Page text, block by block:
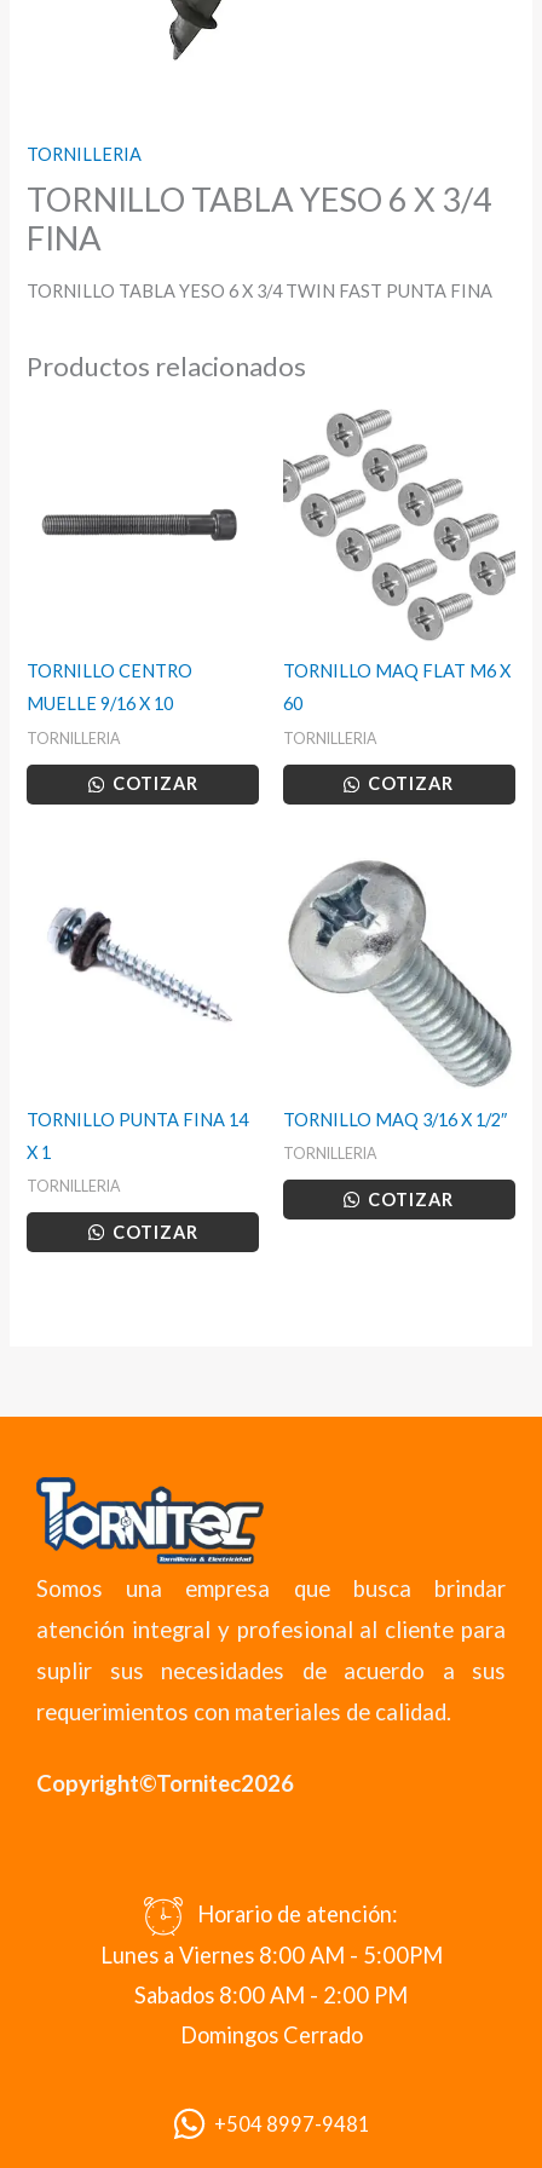
TORNILLERIA
TORNILLO TABLA YESO 6 X 3/4
FINA
TORNILLO TABLA YESO 6 X 3/4 TWIN FAST PUNTA FINA
Productos relacionados
TORNILLO CENTRO
MUELLE 9/16 X 10
TORNILLERIA
COTIZAR
TORNILLO MAQ FLAT M6 X
60
TORNILLERIA
COTIZAR
TORNILLO PUNTA FINA 14
X 1
TORNILLERIA
COTIZAR
TORNILLO MAQ 3/16 X 1/2″
TORNILLERIA
COTIZAR
Somos una empresa que busca brindar
atención integral y profesional al cliente para
suplir sus necesidades de acuerdo a sus
requerimientos con materiales de calidad.
Copyright©Tornitec2026
Horario de atención:
Lunes a Viernes 8:00 AM - 5:00PM
Sabados 8:00 AM - 2:00 PM
Domingos Cerrado
+504 8997-9481